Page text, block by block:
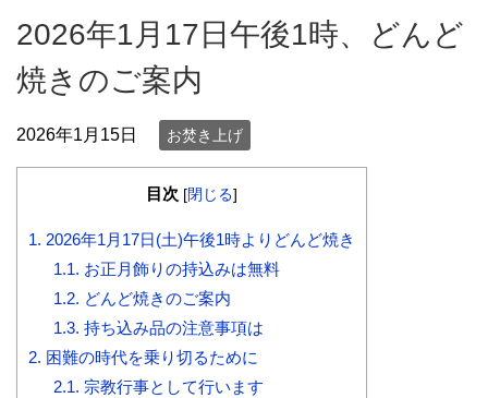
2026年1月17日午後1時、どんど
焼きのご案内
2026年1月15日 お焚き上げ
目次 [閉じる]
1. 2026年1月17日(土)午後1時よりどんど焼き
1.1. お正月飾りの持込みは無料
1.2. どんど焼きのご案内
1.3. 持ち込み品の注意事項は
2. 困難の時代を乗り切るために
2.1. 宗教行事として行います